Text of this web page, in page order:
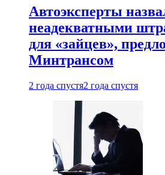
Автоэксперты
неадекватными
для «зайцев»,
Минтрансом
2 года спустя2 года спустя